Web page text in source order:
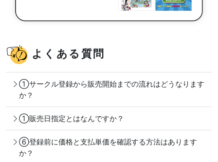
よくある質問
①サークル登録から販売開始までの流れはどうなります
か？
①販売日指定とはなんですか？
⑥登録前に価格と支払単価を確認する方法はあります
か？